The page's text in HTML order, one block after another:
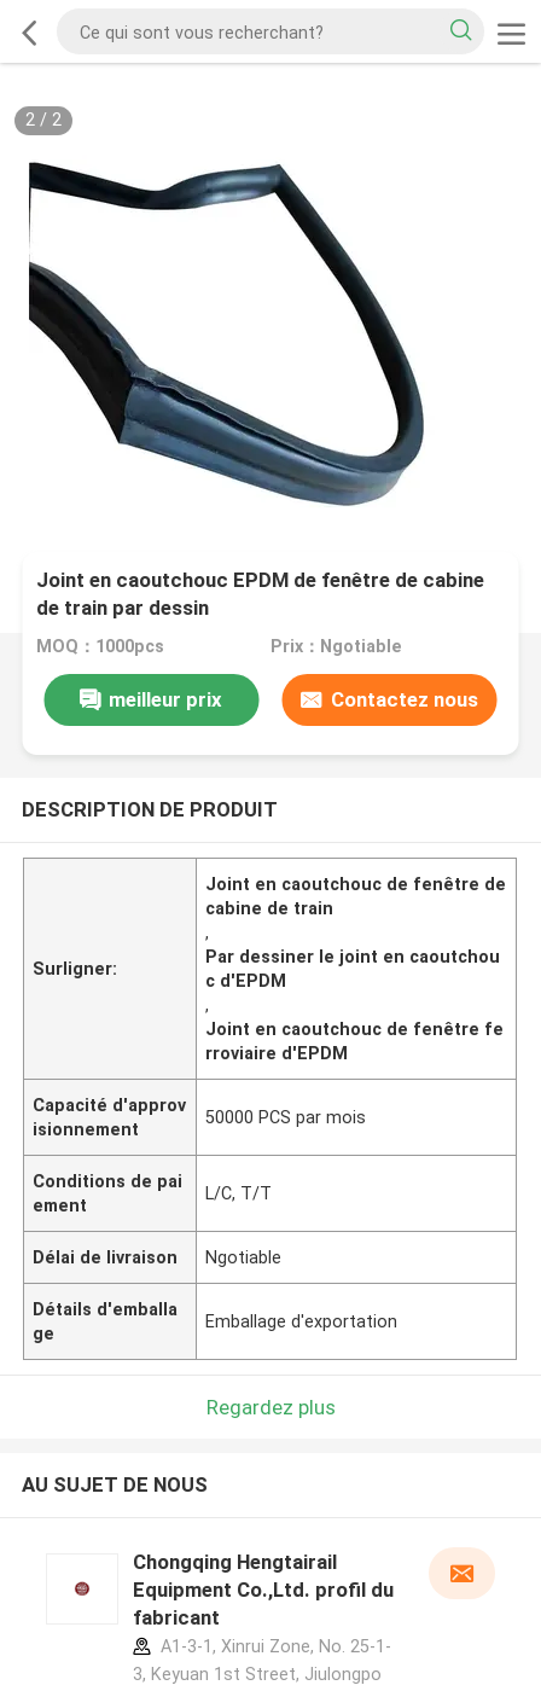
2/ 2
Joint en caoutchouc EPDM de fenêtre de cabine
de train par dessin
MOQ：1000pcs Prix：Ngotiable
meilleur prix Contactez nous
DESCRIPTION DE PRODUIT
Surligner:
Joint en caoutchouc de fenêtre de
cabine de train
,
Par dessiner le joint en caoutchou
c d'EPDM
,
Joint en caoutchouc de fenêtre fe
rroviaire d'EPDM
Capacité d'approv
isionnement
50000 PCS par mois
Conditions de pai
ement
L/C, T/T
Délai de livraison Ngotiable
Détails d'emballa
ge
Emballage d'exportation
Regardez plus
AU SUJET DE NOUS
Chongqing Hengtairail
Equipment Co.,Ltd. profil du
fabricant
A1-3-1, Xinrui Zone, No. 25-1-
3, Keyuan 1st Street, Jiulongpo